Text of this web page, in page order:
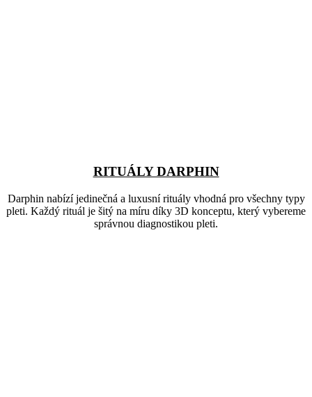
RITUÁLY DARPHIN
Darphin nabízí jedinečná a luxusní rituály vhodná pro všechny typy
pleti. Každý rituál je šitý na míru díky 3D konceptu, který vybereme
správnou diagnostikou pleti.